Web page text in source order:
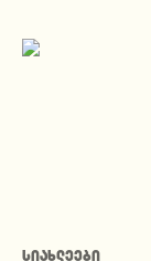
ᲡᲘᲐᲮᲚᲔᲔᲑᲘ